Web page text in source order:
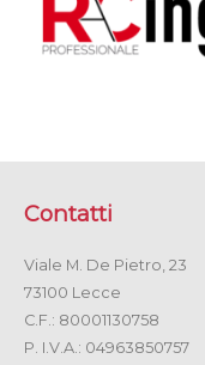
Contatti
Viale M. De Pietro, 23
73100 Lecce
C.F.: 80001130758
P. I.V.A.: 04963850757